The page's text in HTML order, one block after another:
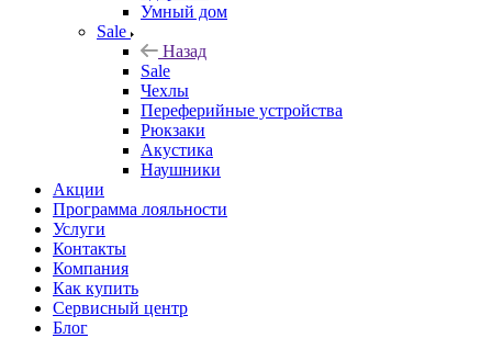
Умный дом
Sale
Назад
Sale
Чехлы
Переферийные устройства
Рюкзаки
Акустика
Наушники
Акции
Программа лояльности
Услуги
Контакты
Компания
Как купить
Сервисный центр
Блог